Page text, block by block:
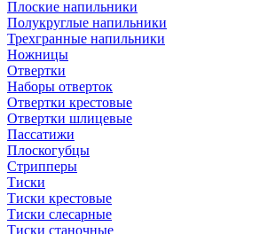
Плоские напильники
Полукруглые напильники
Трехгранные напильники
Ножницы
Отвертки
Наборы отверток
Отвертки крестовые
Отвертки шлицевые
Пассатижи
Плоскогубцы
Стрипперы
Тиски
Тиски крестовые
Тиски слесарные
Тиски станочные